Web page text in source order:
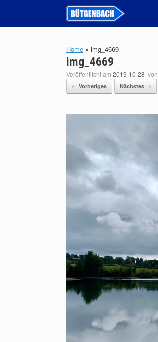
Home » img_4669
img_4669
Veröffentlicht am 2019-10-28 von
← Vorheriges Nächstes →